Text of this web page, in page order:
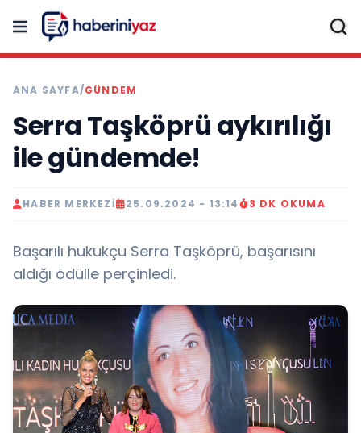
ANA SAYFA/GÜNDEM
Serra Taşköprü aykırılığı
ile gündemde!
HABER MERKEZI 25.09.2024 - 13:14 3 DK OKUMA
Başarılı hukukçu Serra Taşköprü, başarısını
aldığı ödülle perçinledi.